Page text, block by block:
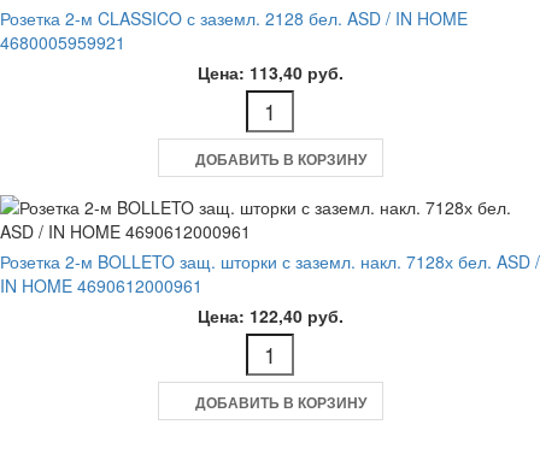
Розетка 2-м CLASSICO с заземл. 2128 бел. ASD / IN HOME
4680005959921
Цена: 113,40 руб.
ДОБАВИТЬ В КОРЗИНУ
Розетка 2-м BOLLETO защ. шторки с заземл. накл. 7128х бел. ASD /
IN HOME 4690612000961
Цена: 122,40 руб.
ДОБАВИТЬ В КОРЗИНУ